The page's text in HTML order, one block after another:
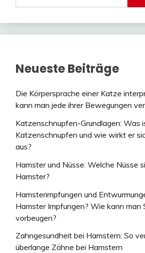
Neueste Beiträge
Die Körpersprache einer Katze
kann man jede ihrer Bewegungen
Katzenschnupfen-Grundlagen: Was
Katzenschnupfen und wie wirkt er
aus?
Hamster und Nüsse: Welche Nüsse
Hamster?
Hamsterimpfungen und
Hamster Impfungen? Wie kann man
vorbeugen?
Zahngesundheit bei Hamstern: So
überlange Zähne bei Hamstern